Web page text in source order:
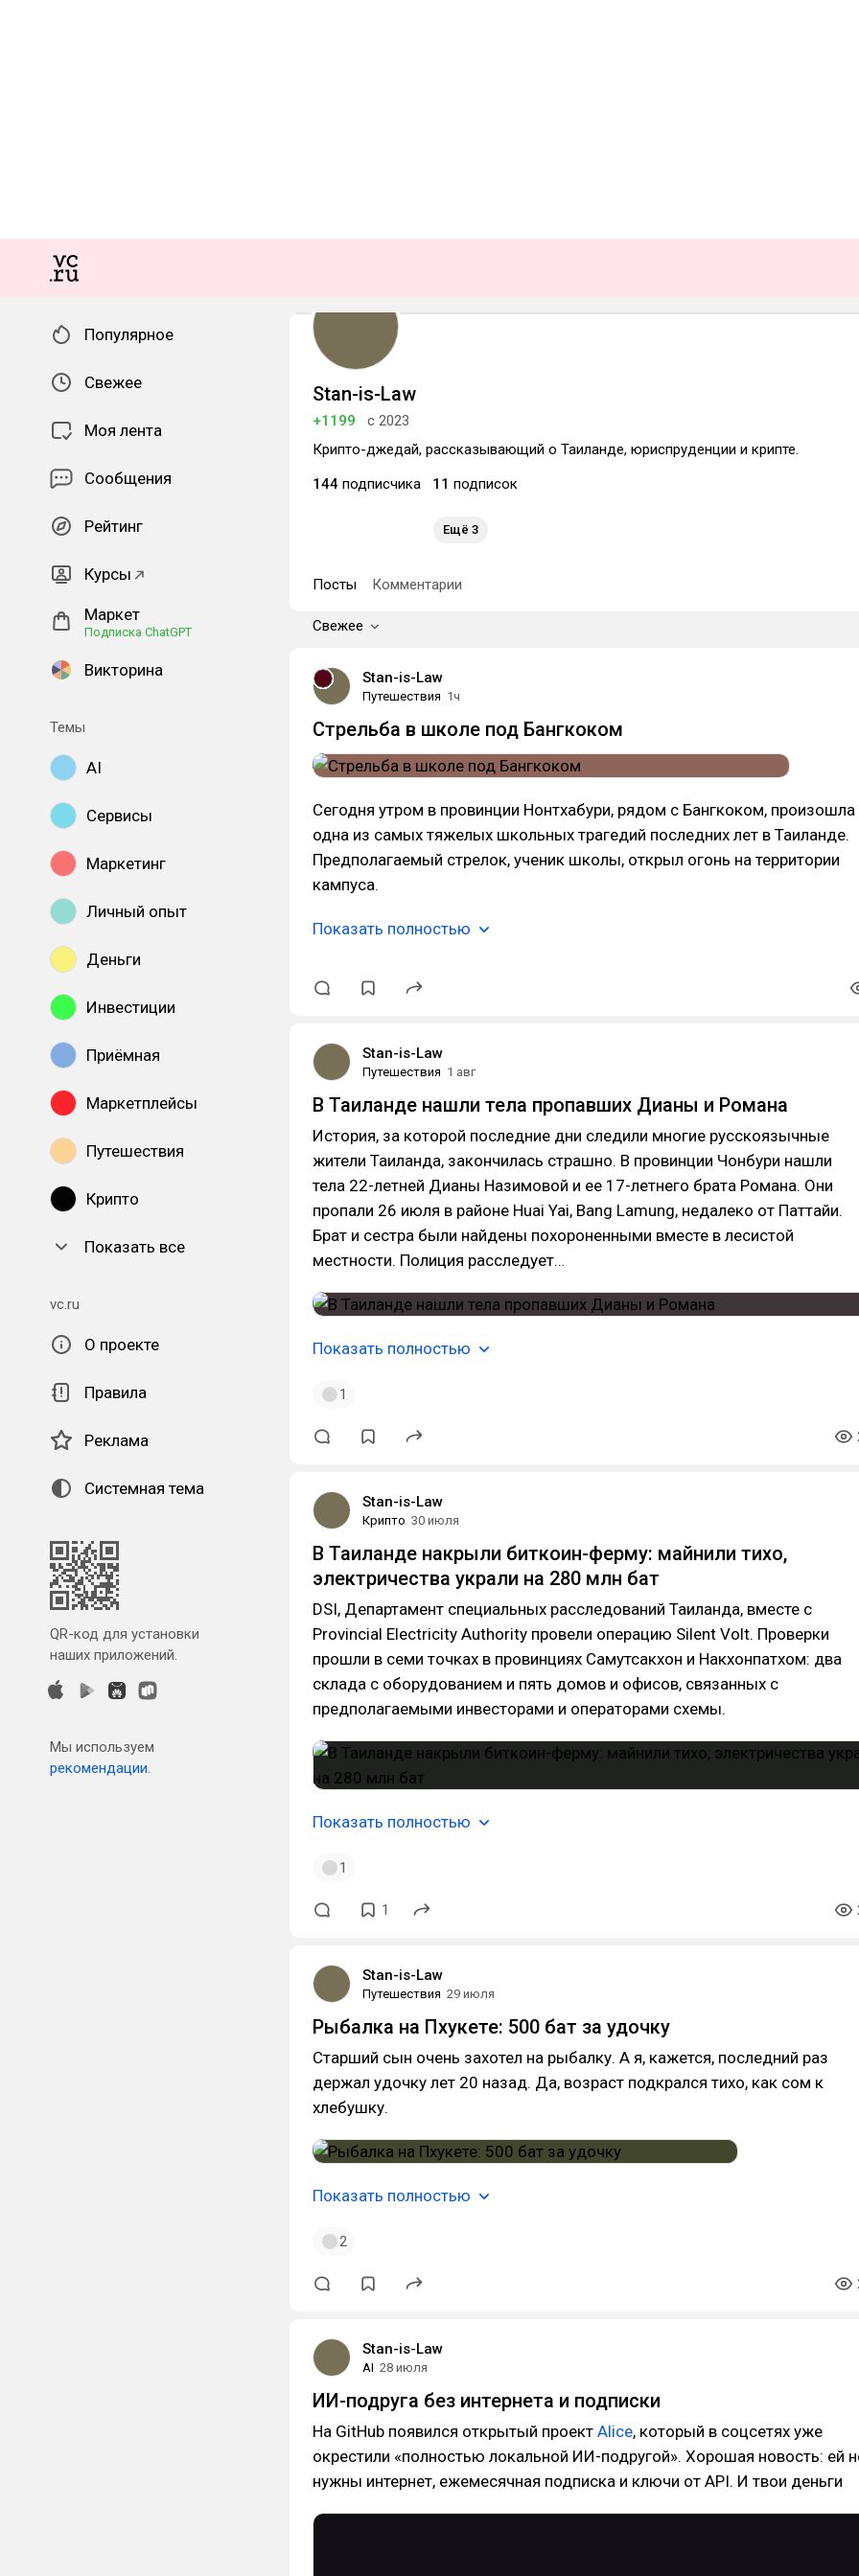
Популярное
Свежее
Моя лента
Сообщения
Рейтинг
Курсы
Маркет
Подписка ChatGPT
Викторина
Темы
AI
Сервисы
Маркетинг
Личный опыт
Деньги
Инвестиции
Приёмная
Маркетплейсы
Путешествия
Крипто
Показать все
vc.ru
О проекте
Правила
Реклама
Системная тема
QR-код для установки
наших приложений.
Мы используем
рекомендации.
Stan-is-Law
+1199
с 2023
Крипто-джедай, рассказывающий о Таиланде, юриспруденции и крипте.
144 подписчика 11 подписок
Ещё 3
Посты Комментарии
Свежее
Stan-is-Law
Путешествия 1ч
Стрельба в школе под Бангкоком
Сегодня утром в провинции Нонтхабури, рядом с Бангкоком, произошла
одна из самых тяжелых школьных трагедий последних лет в Таиланде.
Предполагаемый стрелок, ученик школы, открыл огонь на территории
кампуса.
Показать полностью
Stan-is-Law
Путешествия 1 авг
В Таиланде нашли тела пропавших Дианы и Романа
История, за которой последние дни следили многие русскоязычные
жители Таиланда, закончилась страшно. В провинции Чонбури нашли
тела 22-летней Дианы Назимовой и ее 17-летнего брата Романа. Они
пропали 26 июля в районе Huai Yai, Bang Lamung, недалеко от Паттайи.
Брат и сестра были найдены похороненными вместе в лесистой
местности. Полиция расследует…
Показать полностью
1
Stan-is-Law
Крипто 30 июля
В Таиланде накрыли биткоин-ферму: майнили тихо,
электричества украли на 280 млн бат
DSI, Департамент специальных расследований Таиланда, вместе с
Provincial Electricity Authority провели операцию Silent Volt. Проверки
прошли в семи точках в провинциях Самутсакхон и Накхонпатхом: два
склада с оборудованием и пять домов и офисов, связанных с
предполагаемыми инвесторами и операторами схемы.
Показать полностью
1
1
Stan-is-Law
Путешествия 29 июля
Рыбалка на Пхукете: 500 бат за удочку
Старший сын очень захотел на рыбалку. А я, кажется, последний раз
держал удочку лет 20 назад. Да, возраст подкрался тихо, как сом к
хлебушку.
Показать полностью
2
Stan-is-Law
AI 28 июля
ИИ-подруга без интернета и подписки
На GitHub появился открытый проект Alice, который в соцсетях уже
окрестили «полностью локальной ИИ-подругой». Хорошая новость: ей
нужны интернет, ежемесячная подписка и ключи от API. И твои деньги